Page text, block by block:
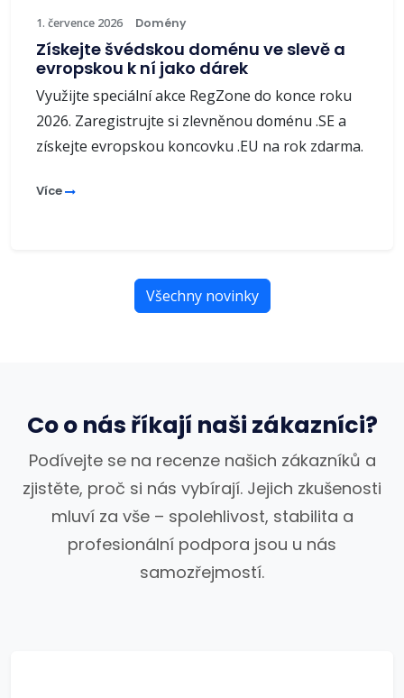
1. července 2026 Domény
Získejte švédskou doménu ve slevě a
evropskou k ní jako dárek
Využijte speciální akce RegZone do konce roku
2026. Zaregistrujte si zlevněnou doménu .SE a
získejte evropskou koncovku .EU na rok zdarma.
Více
Všechny novinky
Co o nás říkají naši zákazníci?
Podívejte se na recenze našich zákazníků a
zjistěte, proč si nás vybírají. Jejich zkušenosti
mluví za vše – spolehlivost, stabilita a
profesionální podpora jsou u nás
samozřejmostí.